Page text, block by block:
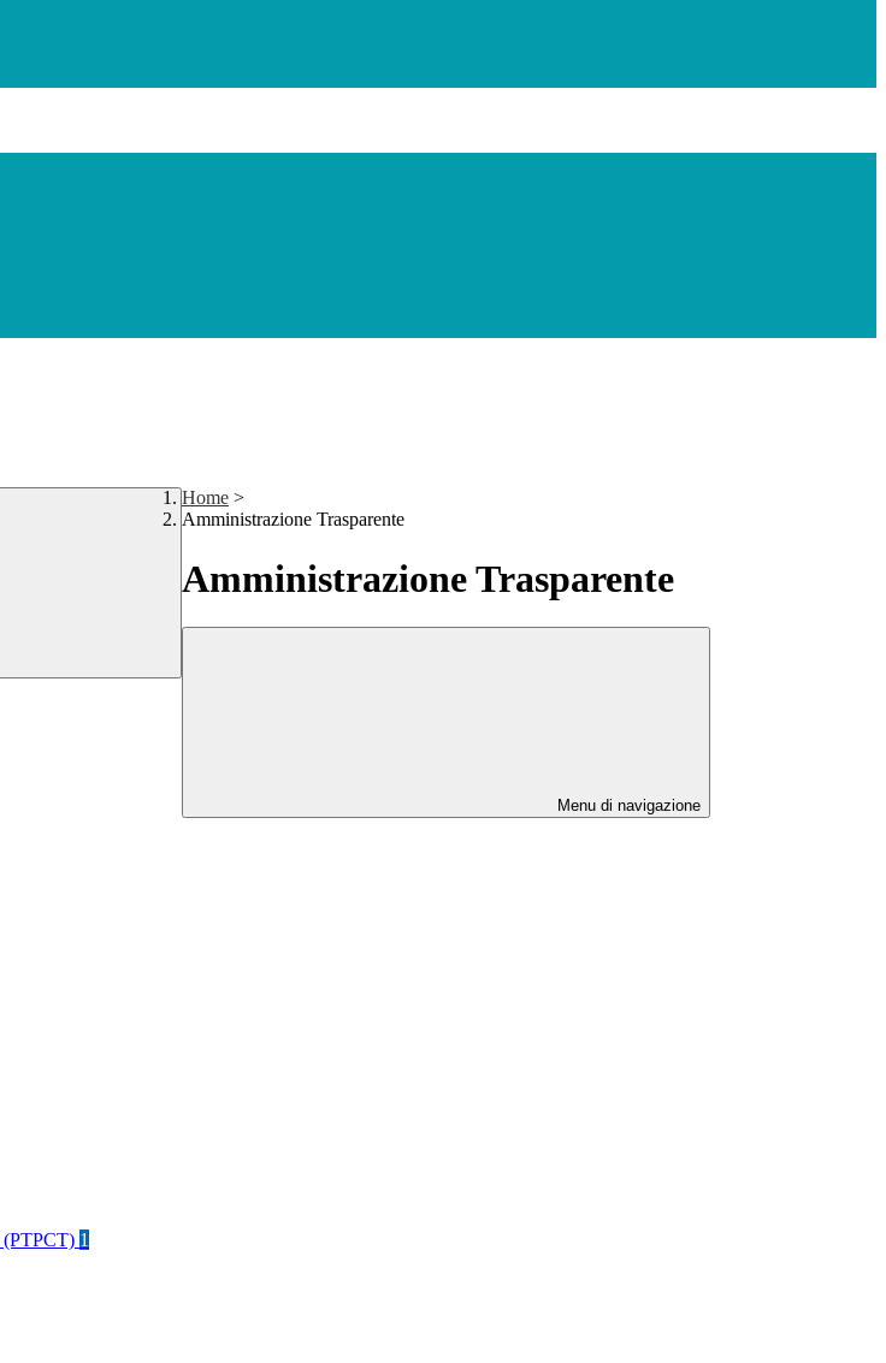
Home >
Amministrazione Trasparente
Amministrazione Trasparente
Menu di navigazione
(PTPCT) 1